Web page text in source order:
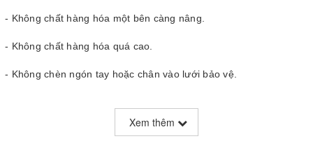
- Không chất hàng hóa một bên càng nâng.
- Không chất hàng hóa quá cao.
- Không chèn ngón tay hoặc chân vào lưới bảo vệ.
Xem thêm